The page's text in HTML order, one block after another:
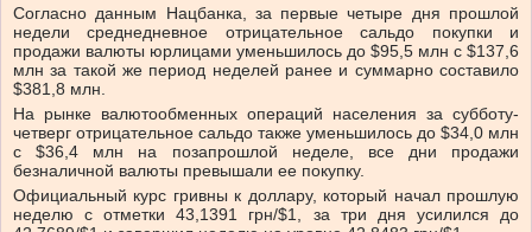
Согласно данным Нацбанка, за первые четыре дня прошлой
недели среднедневное отрицательное сальдо покупки и
продажи валюты юрлицами уменьшилось до $95,5 млн с $137,6
млн за такой же период неделей ранее и суммарно составило
$381,8 млн.
На рынке валютообменных операций населения за субботу-
четверг отрицательное сальдо также уменьшилось до $34,0 млн
с $36,4 млн на позапрошлой неделе, все дни продажи
безналичной валюты превышали ее покупку.
Официальный курс гривны к доллару, который начал прошлую
неделю с отметки 43,1391 грн/$1, за три дня усилился до